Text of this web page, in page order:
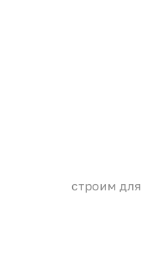
строим для